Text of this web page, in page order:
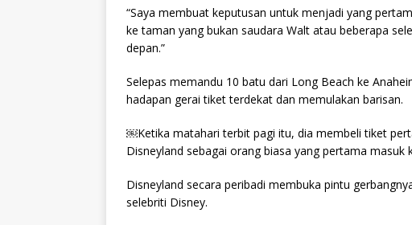
“Saya membuat keputusan untuk menjadi yang
ke taman yang bukan saudara Walt atau beberapa
depan.”
Selepas memandu 10 batu dari Long Beach ke
hadapan gerai tiket terdekat dan memulakan barisan.
￼Ketika matahari terbit pagi itu, dia membeli tiket
Disneyland sebagai orang biasa yang pertama
Disneyland secara peribadi membuka pintu
selebriti Disney.